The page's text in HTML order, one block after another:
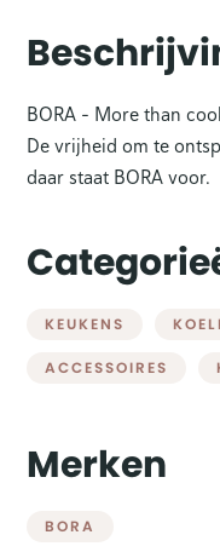
BORA - More than
De vrijheid om te
daar staat BORA voor.
KEUKENS
ACCESSOIRES
Merken
BORA